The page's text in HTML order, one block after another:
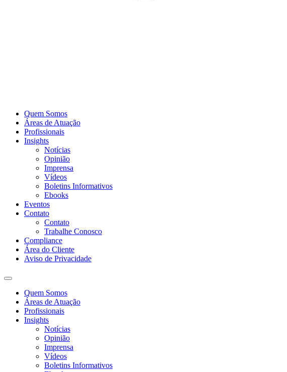
Quem Somos
Áreas de Atuação
Profissionais
Insights
Notícias
Opinião
Imprensa
Vídeos
Boletins Informativos
Ebooks
Eventos
Contato
Contato
Trabalhe Conosco
Compliance
Área do Cliente
Aviso de Privacidade
Quem Somos
Áreas de Atuação
Profissionais
Insights
Notícias
Opinião
Imprensa
Vídeos
Boletins Informativos